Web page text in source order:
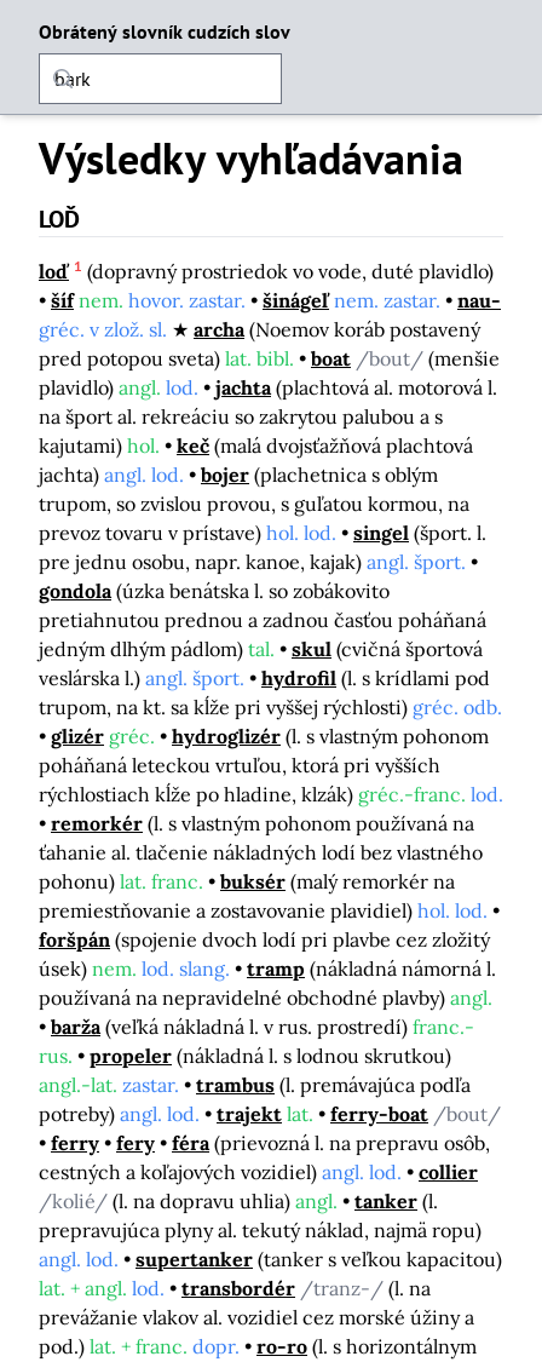
Obrátený slovník cudzích slov
Výsledky vyhľadávania
LOĎ
loď 1 (dopravný prostriedok vo vode, duté plavidlo)
šíf nem. hovor. zastar. šinágeľ nem. zastar.
nau-
gréc. v zlož. sl.
archa (Noemov koráb postavený
pred potopou sveta) lat. bibl. boat /bout/ (menšie
plavidlo) angl. lod. jachta (plachtová al. motorová l.
na šport al. rekreáciu so zakrytou palubou a s
kajutami) hol. keč (malá dvojsťažňová plachtová
jachta) angl. lod. bojer (plachetnica s oblým
trupom, so zvislou provou, s guľatou kormou, na
prevoz tovaru v prístave) hol. lod. singel (šport. l.
pre jednu osobu, napr. kanoe, kajak) angl. šport.
gondola (úzka benátska l. so zobákovito
pretiahnutou prednou a zadnou časťou poháňaná
jedným dlhým pádlom) tal. skul (cvičná športová
veslárska l.) angl. šport. hydrofil (l. s krídlami pod
trupom, na kt. sa kĺže pri vyššej rýchlosti) gréc. odb.
glizér gréc. hydroglizér (l. s vlastným pohonom
poháňaná leteckou vrtuľou, ktorá pri vyšších
rýchlostiach kĺže po hladine, klzák) gréc.-franc. lod.
remorkér (l. s vlastným pohonom používaná na
ťahanie al. tlačenie nákladných lodí bez vlastného
pohonu) lat. franc. buksér (malý remorkér na
premiestňovanie a zostavovanie plavidiel) hol. lod.
foršpán (spojenie dvoch lodí pri plavbe cez zložitý
úsek) nem. lod. slang. tramp (nákladná námorná l.
používaná na nepravidelné obchodné plavby) angl.
barža (veľká nákladná l. v rus. prostredí) franc.-
rus.
propeler (nákladná l. s lodnou skrutkou)
angl.-lat. zastar. trambus (l. premávajúca podľa
potreby) angl. lod. trajekt lat. ferry-boat /bout/
ferry
fery féra (prievozná l. na prepravu osôb,
cestných a koľajových vozidiel) angl. lod.
collier
/kolié/ (l. na dopravu uhlia) angl. tanker (l.
prepravujúca plyny al. tekutý náklad, najmä ropu)
angl. lod.
supertanker (tanker s veľkou kapacitou)
lat. + angl. lod. transbordér /tranz-/ (l. na
prevážanie vlakov al. vozidiel cez morské úžiny a
pod.) lat. + franc. dopr. ro-ro (l. s horizontálnym